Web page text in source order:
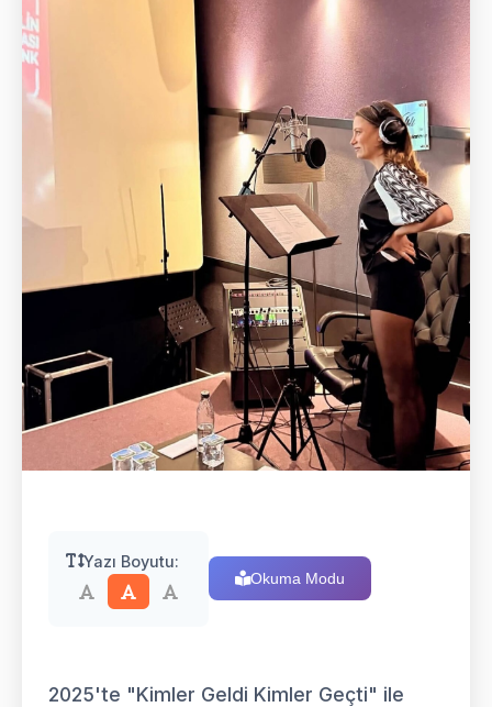
Yazı Boyutu:
Okuma Modu
2025'te "Kimler Geldi Kimler Geçti" ile